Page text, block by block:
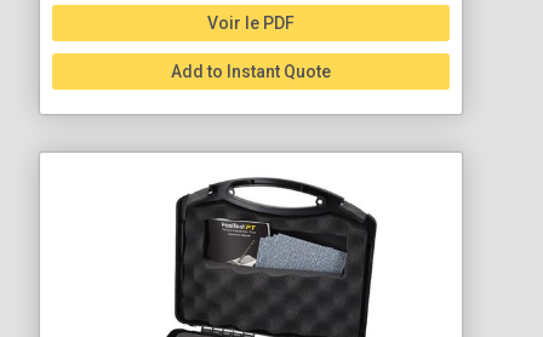
Voir le PDF
Add to Instant Quote